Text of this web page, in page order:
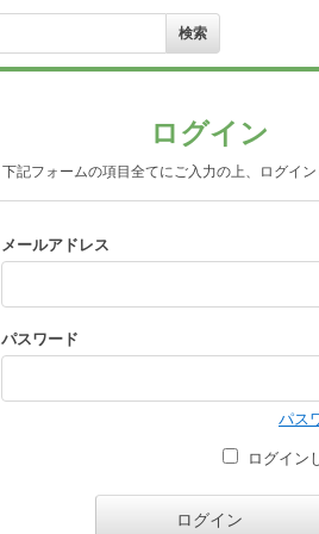
ログイン
下記フォームの項目全てにご入力の上、ログイン
メールアドレス
パスワード
パス
ログイン